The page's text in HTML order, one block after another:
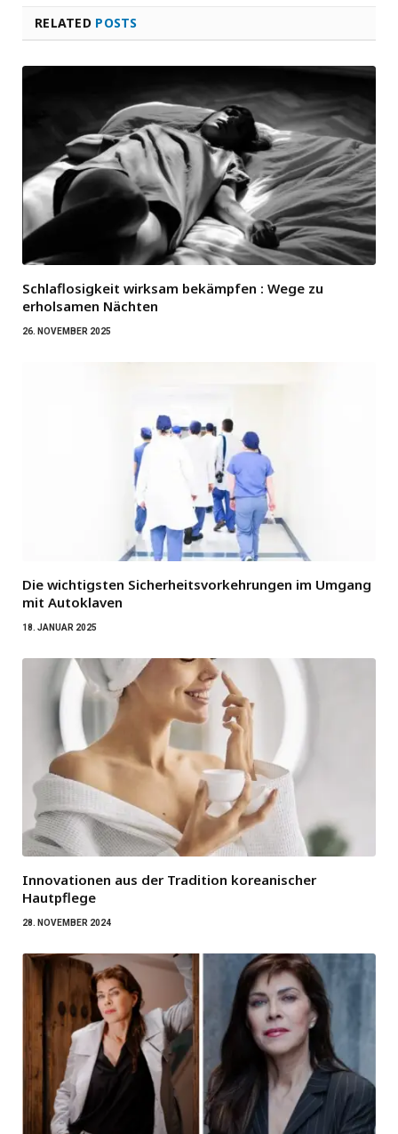
RELATED POSTS
Schlaflosigkeit wirksam bekämpfen : Wege zu
erholsamen Nächten
26. NOVEMBER 2025
Die wichtigsten Sicherheitsvorkehrungen im Umgang
mit Autoklaven
18. JANUAR 2025
Innovationen aus der Tradition koreanischer
Hautpflege
28. NOVEMBER 2024